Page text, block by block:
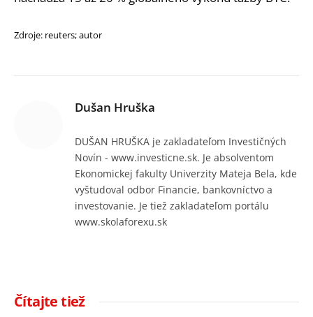
Zdroje: reuters; autor
Dušan Hruška
DUŠAN HRUŠKA je zakladateľom Investičných
Novín - www.investicne.sk. Je absolventom
Ekonomickej fakulty Univerzity Mateja Bela, kde
vyštudoval odbor Financie, bankovníctvo a
investovanie. Je tiež zakladateľom portálu
www.skolaforexu.sk
Čítajte tiež